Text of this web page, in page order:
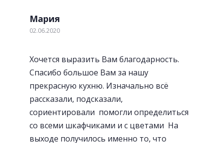
Удобные и стильные ручки
Мария
02.06.2020
Хочется выразить Вам благодарность.
Спасибо большое Вам за нашу
прекрасную кухню. Изначально всё
рассказали, подсказали,
сориентировали помогли определиться
со всеми шкафчиками и с цветами На
выходе получилось именно то, что